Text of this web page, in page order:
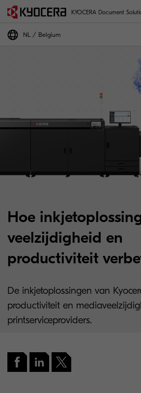
KYOCERA Document
NL Belgium
Hoe
veelzijdigheid en
productiviteit
De inkjetoplossingen van
productiviteit en
printserviceproviders.